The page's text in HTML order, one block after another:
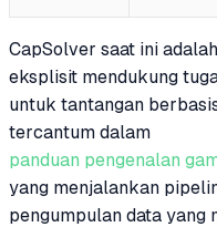
CapSolver saat ini
eksplisit mendukung
untuk tantangan
tercantum dalam
panduan pengenalan
yang menjalankan
pengumpulan data yang